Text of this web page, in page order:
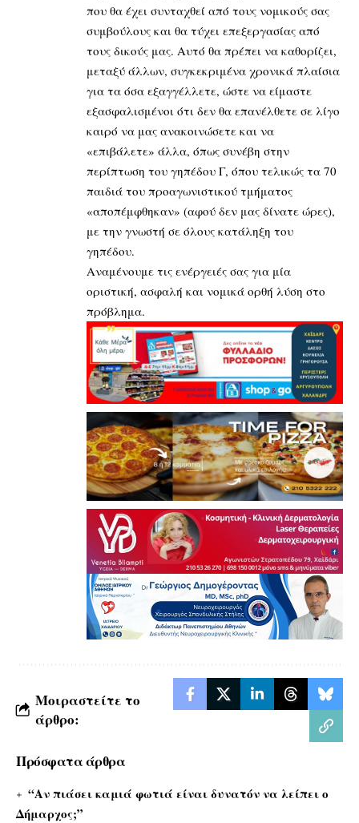
που θα έχει συνταχθεί από τους νομικούς σας
συμβούλους και θα τύχει επεξεργασίας από
τους δικούς μας. Αυτό θα πρέπει να καθορίζει,
μεταξύ άλλων, συγκεκριμένα χρονικά πλαίσια
για τα όσα εξαγγέλλετε, ώστε να είμαστε
εξασφαλισμένοι ότι δεν θα επανέλθετε σε λίγο
καιρό να μας ανακοινώσετε και να
«επιβάλετε» άλλα, όπως συνέβη στην
περίπτωση του γηπέδου Γ, όπου τελικώς τα 70
παιδιά του προαγωνιστικού τμήματος
«αποπέμφθηκαν» (αφού δεν μας δίνατε ώρες),
με την γνωστή σε όλους κατάληξη του
γηπέδου.
Αναμένουμε τις ενέργειές σας για μία
οριστική, ασφαλή και νομικά ορθή λύση στο
πρόβλημα.
Μοιραστείτε το
άρθρο:
Πρόσφατα άρθρα
“Αν πιάσει καμιά φωτιά είναι δυνατόν να λείπει ο
Δήμαρχος;”